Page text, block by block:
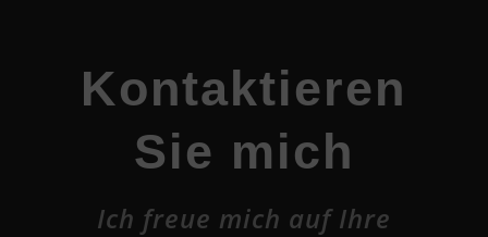
Kontaktieren
Sie mich
Ich freue mich auf Ihre